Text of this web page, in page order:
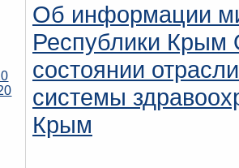
Об информации
Республики Крым
состоянии
системы
Крым